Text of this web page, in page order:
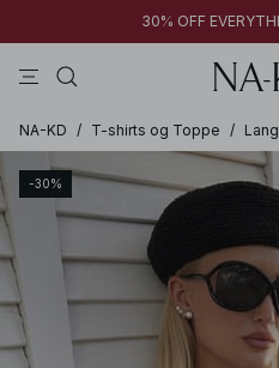
30% OFF
NA-KD / T-shirts og Toppe /
-30%